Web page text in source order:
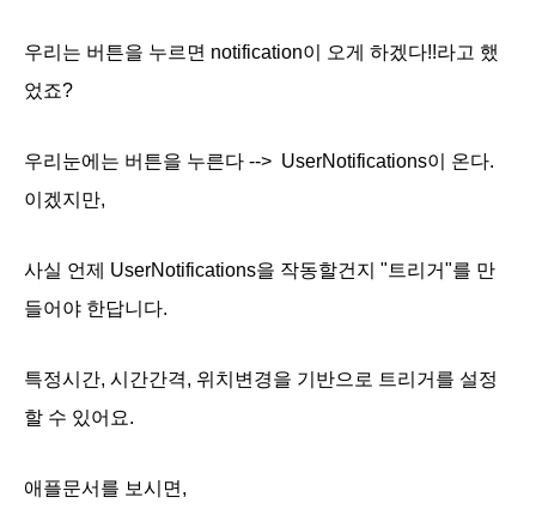
우리는 버튼을 누르면 notification이 오게 하겠다!!라고 했
었죠?
우리눈에는 버튼을 누른다 --> UserNotifications이 온다.
이겠지만,
사실 언제 UserNotifications을 작동할건지 "트리거"를 만
들어야 한답니다.
특정시간, 시간간격, 위치변경을 기반으로 트리거를 설정
할 수 있어요.
애플문서를 보시면,